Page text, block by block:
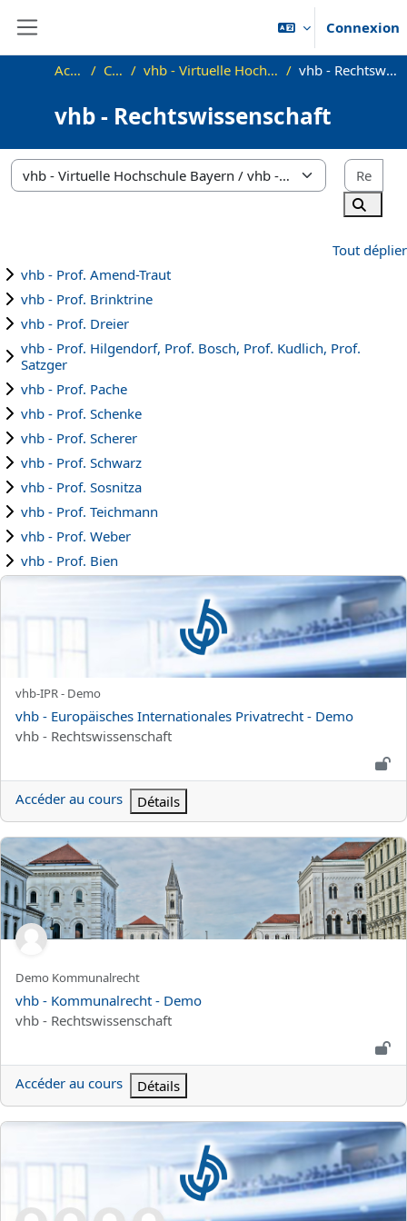
Connexion
Accueil Cours vhb - Virtuelle Hochschule Bayern vhb - Rechtswissenschaft
vhb - Rechtswissenschaft
Catégories de cours
Tout déplier
vhb - Prof. Amend-Traut
vhb - Prof. Brinktrine
vhb - Prof. Dreier
vhb - Prof. Hilgendorf, Prof. Bosch, Prof. Kudlich, Prof.
Satzger
vhb - Prof. Pache
vhb - Prof. Schenke
vhb - Prof. Scherer
vhb - Prof. Schwarz
vhb - Prof. Sosnitza
vhb - Prof. Teichmann
vhb - Prof. Weber
vhb - Prof. Bien
vhb - Europäisches Internationales Privatrecht - Demo
Nom abrégé du cours
vhb-IPR - Demo
Nom du cours
vhb - Europäisches Internationales Privatrecht - Demo
Catégorie de cours
vhb - Rechtswissenschaft
Accéder au cours Détails
vhb - Kommunalrecht - Demo
Nom abrégé du cours
Demo Kommunalrecht
Nom du cours
vhb - Kommunalrecht - Demo
Catégorie de cours
vhb - Rechtswissenschaft
Accéder au cours Détails
vhb - Europäisches Internationales Privatrecht